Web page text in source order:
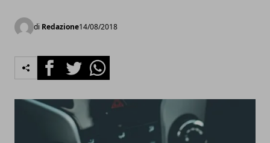
di Redazione14/08/2018
FacebookTwitterWhatsapp